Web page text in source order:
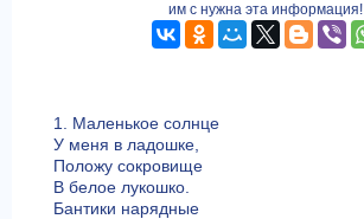
им с нужна эта информация!
1. Маленькое солнце
У меня в ладошке,
Положу сокровище
В белое лукошко.
Бантики нарядные